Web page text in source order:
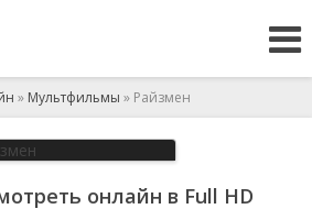
» Мультфильмы » Райзмен
онлайн в Full HD